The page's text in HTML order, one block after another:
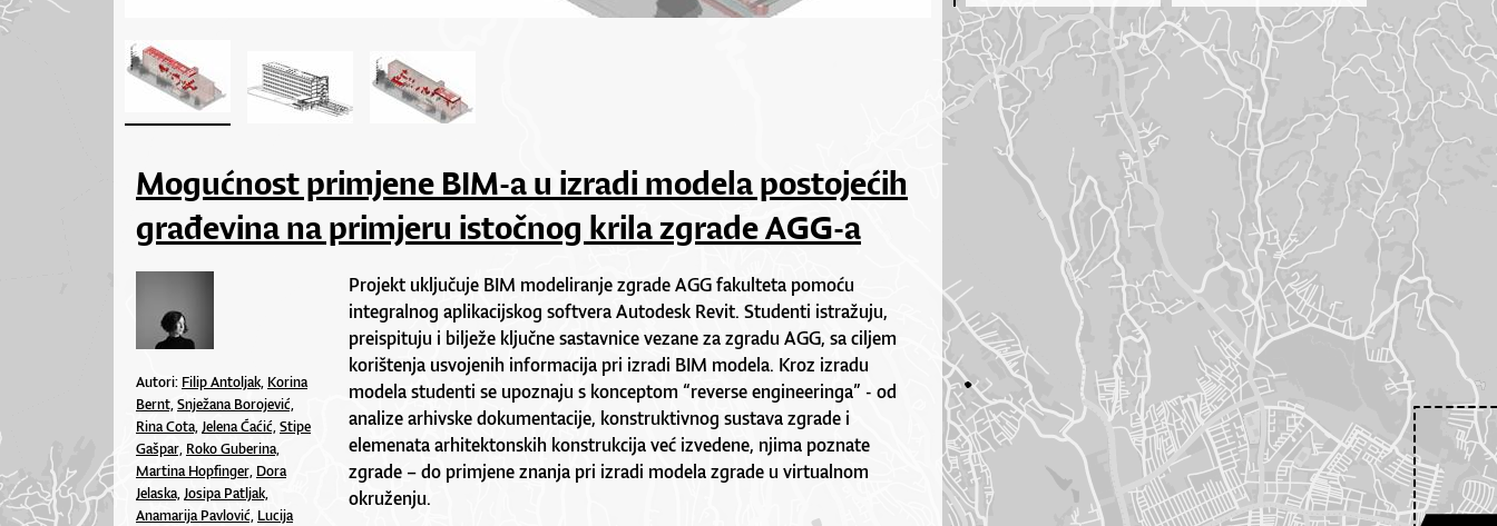
Mogućnost primjene BIM-a u izradi modela postojećih
građevina na primjeru istočnog krila zgrade AGG-a
Autori: Filip Antoljak, Korina
Bernt,Snježana Borojević,
Rina Cota,Jelena Ćaćić,Stipe
Gašpar, Roko Guberina,
Martina Hopfinger, Dora
Jelaska,Josipa Patljak,
Anamarija Pavlović, Lucija
Projekt uključuje BIM modeliranje zgrade AGG fakulteta pomoću
integralnog aplikacijskog softvera Autodesk Revit. Studenti istražuju,
preispituju i bilježe ključne sastavnice vezane za zgradu AGG, sa ciljem
korištenja usvojenih informacija pri izradi BIM modela. Kroz izradu
modela studenti se upoznaju s konceptom “reverse engineeringa” - od
analize arhivske dokumentacije, konstruktivnog sustava zgrade i
elemenata arhitektonskih konstrukcija već izvedene, njima poznate
zgrade – do primjene znanja pri izradi modela zgrade u virtualnom
okruženju.